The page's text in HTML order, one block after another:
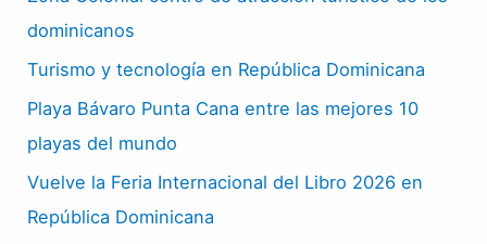
dominicanos
Turismo y tecnología en República Dominicana
Playa Bávaro Punta Cana entre las mejores 10
playas del mundo
Vuelve la Feria Internacional del Libro 2026 en
República Dominicana